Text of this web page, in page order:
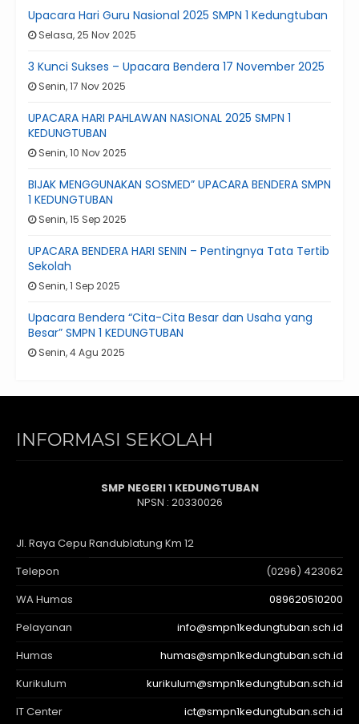
Upacara Hari Guru Nasional 2025 SMPN 1 Kedungtuban
Selasa, 25 Nov 2025
3 Kunci Sukses – Upacara Bendera 17 November 2025
Senin, 17 Nov 2025
UPACARA HARI PAHLAWAN NASIONAL 2025 SMPN 1
KEDUNGTUBAN
Senin, 10 Nov 2025
BIJAK MENGGUNAKAN SOSMED” UPACARA BENDERA SMPN
1 KEDUNGTUBAN
Senin, 15 Sep 2025
UPACARA BENDERA HARI SENIN – Pentingnya Tata Tertib
Sekolah
Senin, 1 Sep 2025
Upacara Bendera “Cita-Cita Besar dan Usaha yang
Besar” SMPN 1 KEDUNGTUBAN
Senin, 4 Agu 2025
INFORMASI SEKOLAH
SMP NEGERI 1 KEDUNGTUBAN
NPSN : 20330026
Jl. Raya Cepu Randublatung Km 12
Telepon
(0296) 423062
WA Humas
089620510200
Pelayanan
info@smpn1kedungtuban.sch.id
Humas
humas@smpn1kedungtuban.sch.id
Kurikulum
kurikulum@smpn1kedungtuban.sch.id
IT Center
ict@smpn1kedungtuban.sch.id